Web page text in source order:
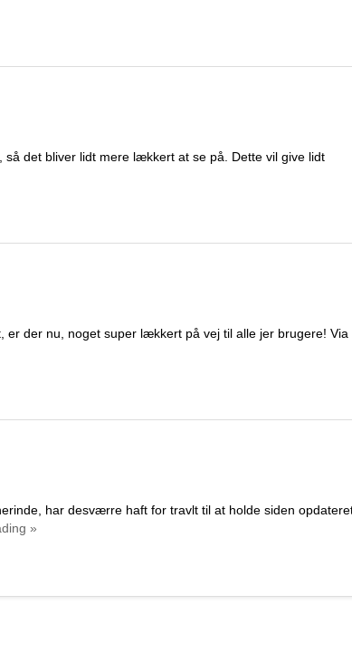
det bliver lidt mere lækkert at se på. Dette vil give lidt
der nu, noget super lækkert på vej til alle jer brugere! Via
har desværre haft for travlt til at holde siden
»